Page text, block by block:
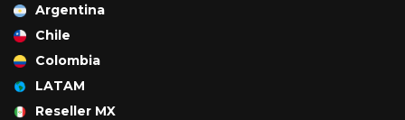
Argentina
Chile
Colombia
LATAM
Reseller MX